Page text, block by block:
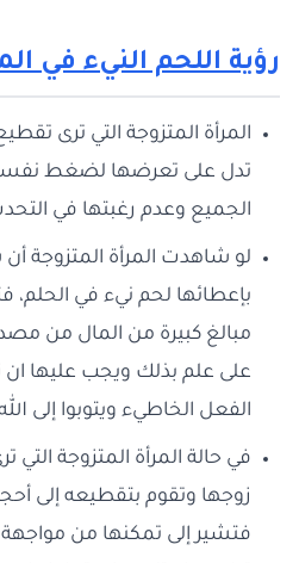
رؤيةاللحم النيء في
المرأة المتزوجة التي ترى
تدل على تعرضها لضغط نفسي
الجميع وعدم رغبتها في
لو شاهدت المرأة المتزوجة
بإعطائها لحم نيء في الحلم،
مبالغ كبيرة من المال من
على علم بذلك ويجب عليها ان
الفعل الخاطيء ويتوبوا إلى
في حالة المرأة المتزوجة التي
زوجها وتقوم بتقطيعه إلى
فتشير إلى تمكنها من مواجهة